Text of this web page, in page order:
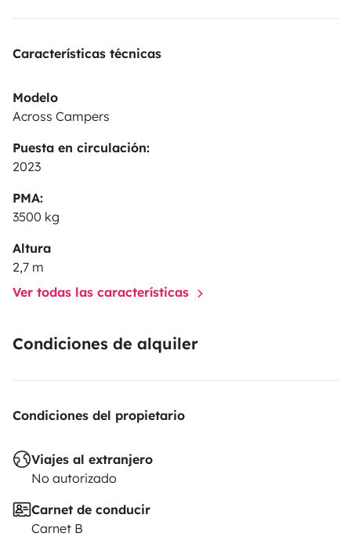
Características técnicas
Modelo
Across Campers
Puesta en circulación:
2023
PMA:
3500 kg
Altura
2,7 m
Ver todas las características
Condiciones de alquiler
Condiciones del propietario
Viajes al extranjero
No autorizado
Carnet de conducir
Carnet B